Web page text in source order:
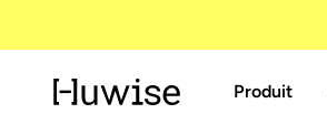
Produit